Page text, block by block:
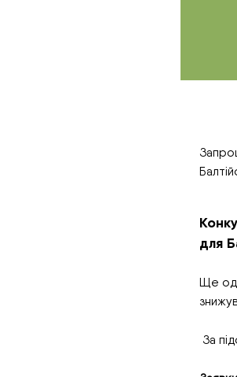
для
Ще
За